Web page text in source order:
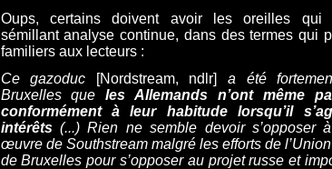
Oups, certains doivent avoir les oreilles qui
sémillant analyse continue, dans des termes qui
familiers aux lecteurs :
Ce gazoduc
[Nordstream, ndlr]
a été
Bruxelles queles Allemands n’ont même
conformément à leur habitude lorsqu’il
intérêts(...) Rien ne semble devoir s’opposer
œuvre de Southstream malgré les efforts de
de Bruxelles pour s’opposer au projet russe et